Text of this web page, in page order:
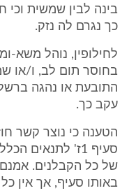
בינה לבין שמשית וכי
כך נגרם לה נזק.
לחילופין, נוהל משא-
בחוסר תום לב, ו/או
התובעת או נהגה
עקב כך.
הטענה כי נוצר קשר
סעיף 1ז' לתנאים
של כל הקבלנים.
באותו סעיף, אך אין